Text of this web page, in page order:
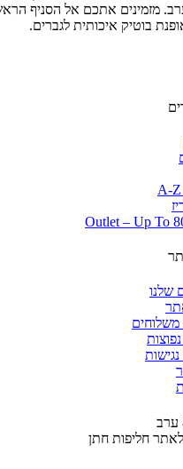
מזמינים אתכם אל הסניף
בוטיק איכותית לגברים.
Outlet – Up To
שלנו
משלוחים
ערב
לאתר חליפות חתן